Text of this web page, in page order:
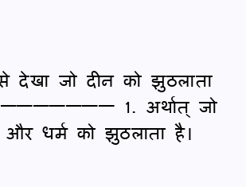
देखा जो दीन को झुठलाता
1. अर्थात् जो
धर्म को झुठलाता है।